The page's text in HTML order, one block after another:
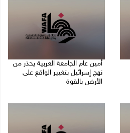
أمين عام الجامعة العربية يحذر من
نهج إسرائيل بتغيير الواقع على
الأرض بالقوة